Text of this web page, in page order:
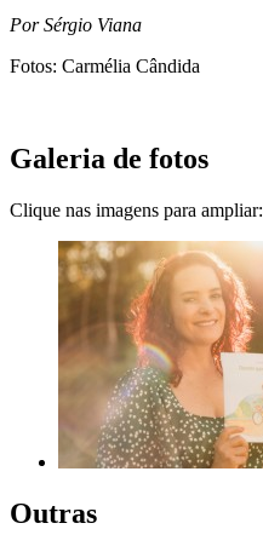
Por Sérgio Viana
Fotos: Carmélia Cândida
Galeria de fotos
Clique nas imagens para ampliar:
Outras